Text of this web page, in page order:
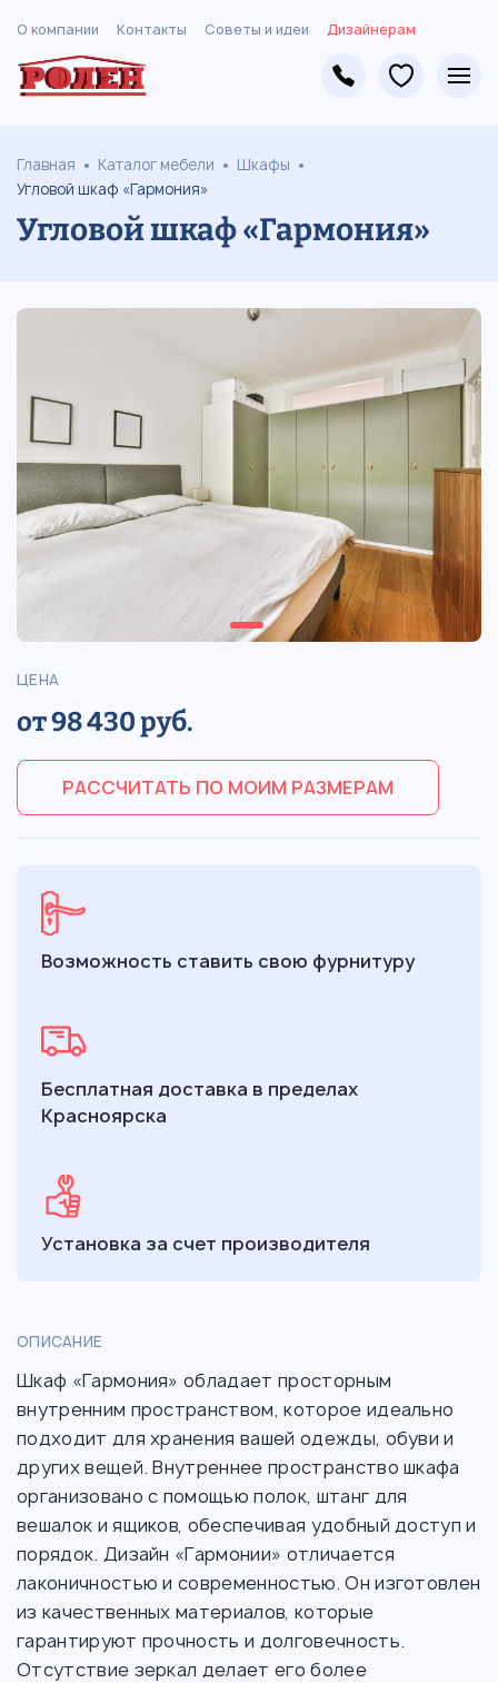
О компании Контакты Советы и идеи Дизайнерам
Главная Каталог мебели
Шкафы
Угловой шкаф «Гармония»
Угловой шкаф «Гармония»
ЦЕНА
от 98 430 руб.
РАССЧИТАТЬ ПО МОИМ РАЗМЕРАМ
Возможность ставить свою фурнитуру
Бесплатная доставка в пределах
Красноярска
Установка за счет производителя
ОПИСАНИЕ
Шкаф «Гармония» обладает просторным
внутренним пространством, которое идеально
подходит для хранения вашей одежды, обуви и
других вещей. Внутреннее пространство шкафа
организовано с помощью полок, штанг для
вешалок и ящиков, обеспечивая удобный доступ и
порядок. Дизайн «Гармонии» отличается
лаконичностью и современностью. Он изготовлен
из качественных материалов, которые
гарантируют прочность и долговечность.
Отсутствие зеркал делает его более